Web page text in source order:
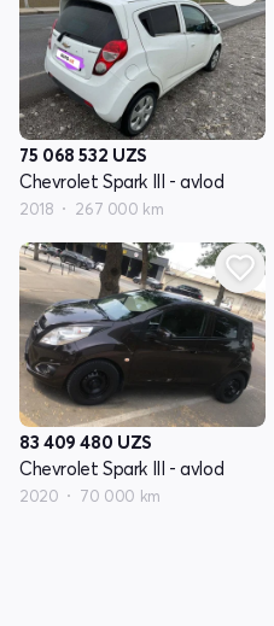
75 068 532 UZS
Chevrolet Spark III - avlod
2018 267 000 km
83 409 480 UZS
Chevrolet Spark III - avlod
2020 70 000 km